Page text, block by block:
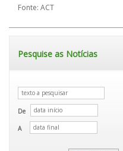
Fonte: ACT
Pesquise as Notícias
De
A